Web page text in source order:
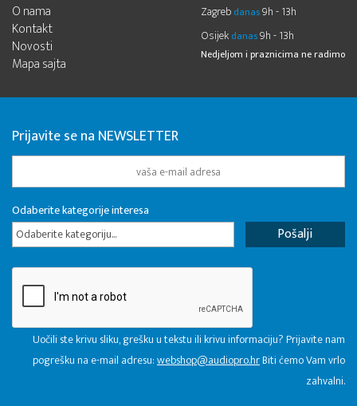
O nama
Kontakt
Novosti
Mapa sajta
Zagreb danas9h - 13h
Osijek danas9h - 13h
Nedjeljom i praznicima ne radimo
Prijavite se na NEWSLETTER
Odaberite kategorije interesa
Odaberite kategoriju...
Uočili ste krivu sliku, grešku u tekstu ili krivu informaciju? Prijavite nam
pogrešku na e-mail adresu:webshop@audiopro.hrBiti ćemo Vam vrlo
zahvalni.